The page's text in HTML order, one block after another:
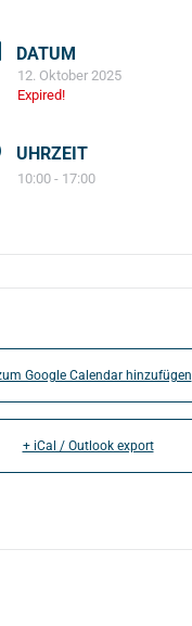
DATUM
12. Oktober 2025
Expired!
UHRZEIT
10:00 - 17:00
Google Calendar hinzufügen
+ iCal / Outlook export